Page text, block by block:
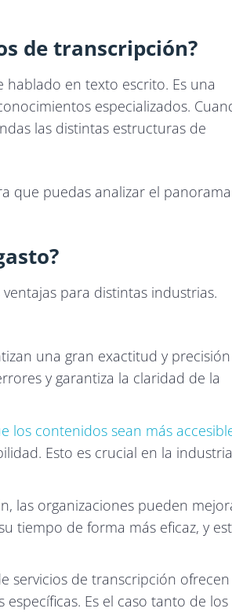
de transcripción?
en texto escrito. Es una
especializados.
las distintas estructuras de
que puedas analizar el panorama
para distintas industrias.
una gran exactitud y
y garantiza la claridad de la
los contenidos sean más
Esto es crucial en la
las organizaciones pueden
tiempo de forma más eficaz, y
servicios de transcripción ofrecen
Es el caso tanto de los